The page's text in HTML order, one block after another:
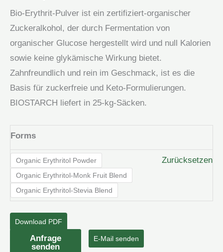
Bio-Erythrit-Pulver ist ein zertifiziert-organischer
Zuckeralkohol, der durch Fermentation von
organischer Glucose hergestellt wird und null Kalorien
sowie keine glykämische Wirkung bietet.
Zahnfreundlich und rein im Geschmack, ist es die
Basis für zuckerfreie und Keto-Formulierungen.
BIOSTARCH liefert in 25-kg-Säcken.
Forms
Organic ​Erythritol Powder
Organic Erythritol-Monk Fruit Blend
Organic Erythritol-Stevia Blend
Zurücksetzen
Download PDF
Anfrage
senden
E-Mail senden